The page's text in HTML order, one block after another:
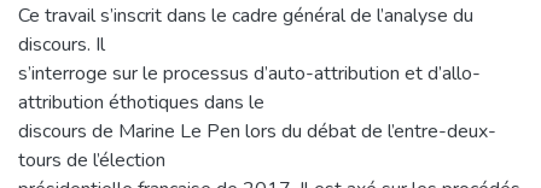
Ce travail s’inscrit dans le cadre général de l’analyse du
discours. Il
s’interroge sur le processus d’auto-attribution et d’allo-
attribution éthotiques dans le
discours de Marine Le Pen lors du débat de l’entre-deux-
tours de l’élection